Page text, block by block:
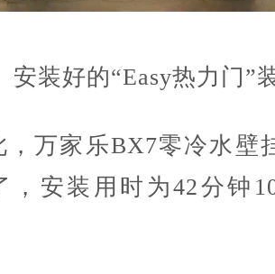
安装好的“Easy热力门”
万家乐BX7零冷水壁
，安装用时为42分钟